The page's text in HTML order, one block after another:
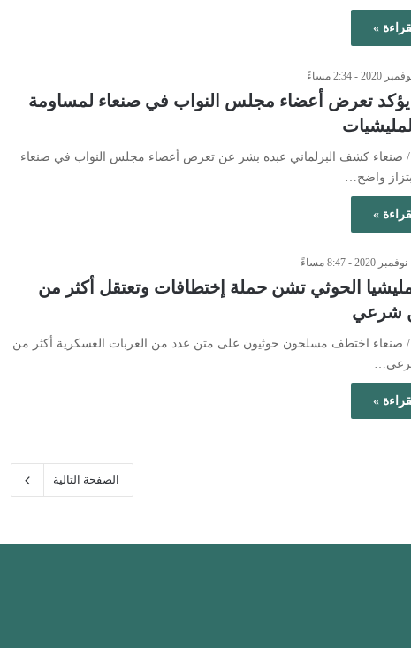
»
يؤكد تعرض أعضاء مجلس النواب في صنعاء لمساومة
/ صنعاء كشف البرلماني عبده بشر عن تعرض أعضاء مجلس النواب في صنعاء
واضح…
»
الحوثي تشن حملة إختطافات وتعتقل أكثر من
/ صنعاء اختطف مسلحون حوثيون على متن عدد من العربات العسكرية أكثر من
»
الصفحة التالية